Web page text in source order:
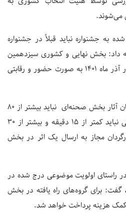
می‌شوند.
شده به جشنواره نباید قبلاً در جشنواره
داد: بخش نهایی و کشوری سیزدهمین
جشنواره سراسری تئاتر بسیج در آذر ماه ۱۴۰۱ به صورت حضور و رقابتی
نوروزی فر اضافه کرد: مدت زمان آثار بخش صحنه‌ای نباید بیشتر از ۸۰
دقیقه و بخش محیطی و میدانی نباید کمتر از ۱۵ دقیقه و بیشتر از ۳۰
مجاز به ارسال یک اثر در بخش
در راستای اولویت موضوعی درج شده در
گفت: برای گروه‌های راه یافته در بخش
کمک هزینه پرداخت خواهد شد.